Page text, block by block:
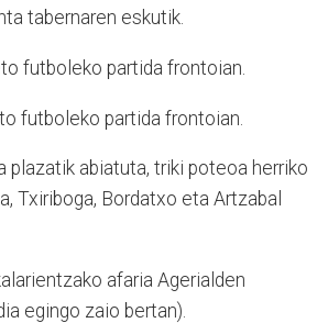
tabernaren eskutik.
futboleko partida frontoian.
futboleko partida frontoian.
plazatik abiatuta, triki poteoa herriko
Txiriboga, Bordatxo eta Artzabal
afaria Agerialden
egingo zaio bertan).